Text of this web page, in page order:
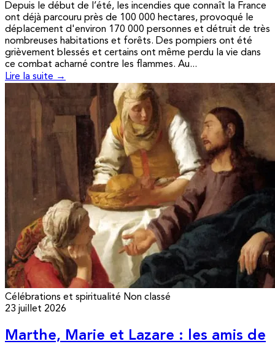
Depuis le début de l’été, les incendies que connaît la France
ont déjà parcouru près de 100 000 hectares, provoqué le
déplacement d'environ 170 000 personnes et détruit de très
nombreuses habitations et forêts. Des pompiers ont été
grièvement blessés et certains ont même perdu la vie dans
ce combat acharné contre les flammes. Au...
Lire la suite →
Célébrations et spiritualité Non classé
23 juillet 2026
Marthe, Marie et Lazare : les amis de